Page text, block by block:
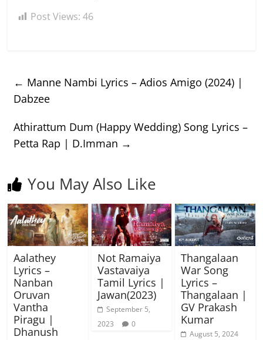
Post Views: 46
← Manne Nambi Lyrics – Adios Amigo (2024) |
Dabzee
Athirattum Dum (Happy Wedding) Song Lyrics –
Petta Rap | D.Imman →
You May Also Like
Aalathey
Lyrics –
Nanban
Oruvan
Vantha
Piragu |
Dhanush
Not Ramaiya
Vastavaiya
Tamil Lyrics |
Jawan(2023)
September 5,
2023
0
Thangalaan
War Song
Lyrics –
Thangalaan |
GV Prakash
Kumar
August 5, 2024